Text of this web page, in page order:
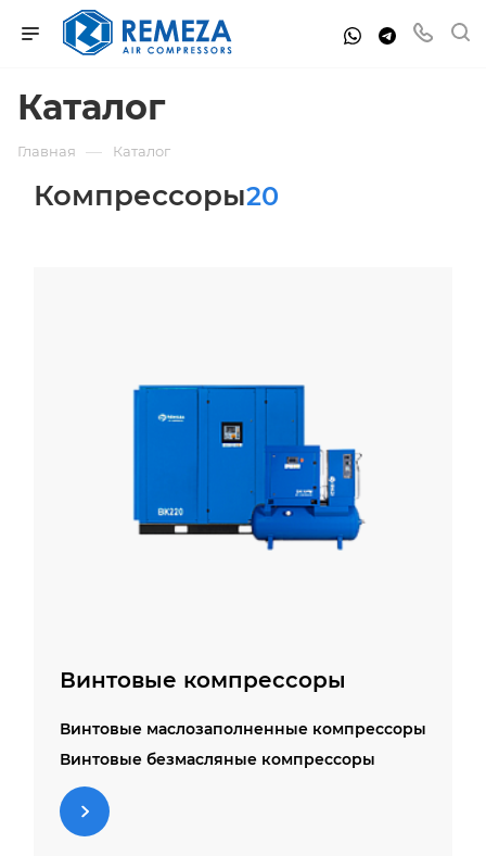
Каталог
Главная — Каталог
Компрессоры20
Винтовые компрессоры
Винтовые маслозаполненные компрессоры
Винтовые безмасляные компрессоры